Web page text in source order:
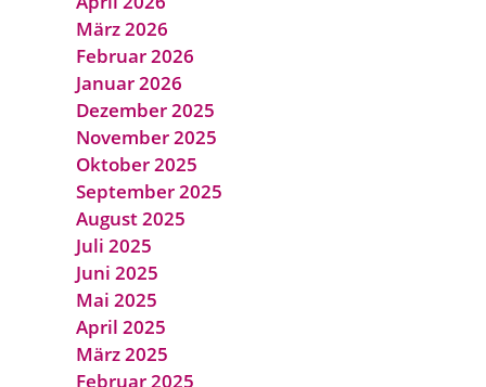
März 2026
Februar 2026
Januar 2026
Dezember 2025
November 2025
Oktober 2025
September 2025
August 2025
Juli 2025
Juni 2025
Mai 2025
April 2025
März 2025
Februar 2025